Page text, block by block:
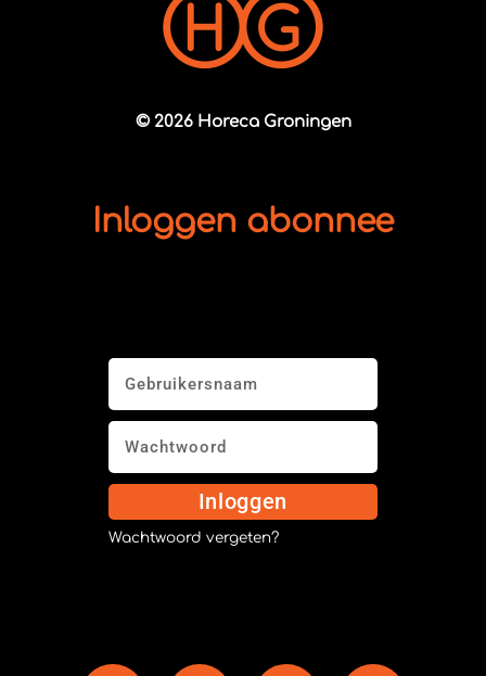
© 2026 Horeca Groningen
Inloggen abonnee
Inloggen
Wachtwoord vergeten?